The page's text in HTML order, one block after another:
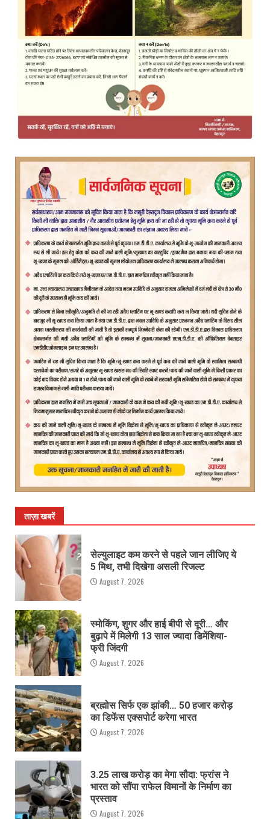
ताज़ा खबरें
सेल्युलाइट कम करने से पहले जान लीजिए ये
5 मिथ, तभी दिखेगा असली रिजल्ट
August 7, 2026
स्मोकिंग, शुगर और हाई बीपी से दूरी… और
बुढ़ापे में मिलेगी 13 साल ज्यादा डिमेंशिया-
फ्री जिंदगी
August 7, 2026
ब्रह्मोस सिर्फ एक झांकी… 50 हजार करोड़
का डिफेंस एक्सपोर्ट करेगा भारत
August 7, 2026
3.25 लाख करोड़ का मेगा सौदा: फ्रांस ने
भारत को सौंपा राफेल विमानों के निर्माण का
प्रस्ताव
August 7, 2026